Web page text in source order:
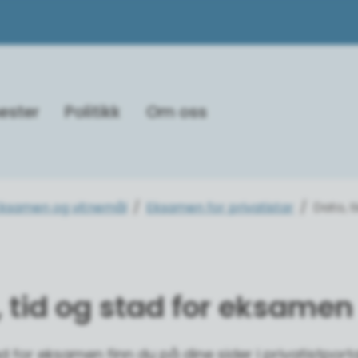
Politikk Om oss
og vitnemål Eksamen for privatistar Dato,
tid og stad for eksamen